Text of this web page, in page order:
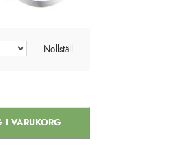
Nollställ
I VARUKORG